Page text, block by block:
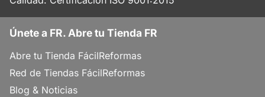
Únete a FR. Abre tu Tienda FR
Abre tu Tienda FácilReformas
Red de Tiendas FácilReformas
Blog & Noticias